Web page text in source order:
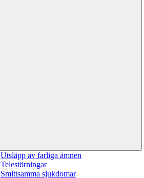
Utsläpp av farliga ämnen
Telestörningar
Smittsamma sjukdomar